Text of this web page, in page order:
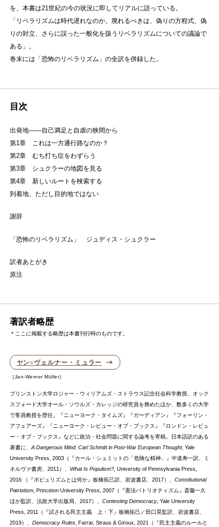
を、本書は21世紀の今の状況に即してリアルに語っている。
「リベラリズムは時代遅れなのか。廃れるべきは、偽りの方程式、偽
りの対立、さらに誤った一般化を扱うリベラリズムについての議論で
ある」。
巻末には「恐怖のリベラリズム」の全訳を併録した。
目次
出発地――自己満足と自虐の狭間から
第1章 これは一方通行路なのか？
第2章 むち打ち症をわずらう
第3章 シュクラーの地図を見る
第4章 新しいルートを検索する
到着地、ただし目的地ではない
謝辞
「恐怖のリベラリズム」 ジュディス・シュクラー
訳者あとがき
原注
著訳者略歴
＊ここに掲載する略歴は本書刊行時のものです。
ヤン=ヴェルナー・ミュラー
Jan-Werner Müller
プリンストン大学ロジャー・ウィリアムズ・ストラウス記念社会科学教授。オック
スフォード大学オール・ソウルズ・カレッジの研究員を務めたほか、数多くの大学
で客員教授を歴任。『ニューヨーク・タイムズ』『ガーディアン』『フォーリン・
アフェアーズ』『ニューヨーク・レビュー・オブ・ブックス』『ロンドン・レビュ
ー・オブ・ブックス』などに政治・社会問題に関する論考を寄稿。日本語訳のある
著書に、A Dangerous Mind: Carl Schmitt in Post-War European Thought, Yale
University Press, 2003（『カール・シュミットの「危険な精神」』中道寿一訳、ミ
ネルヴァ書房、2011）、
What Is Populism?, University of Pennsylvania Press,
2016 （『ポピュリズムとは何か』板橋拓己訳、岩波書店、2017）、 Constitutional
Patriotism, Princeton University Press, 2007（『憲法パトリオティズム』斎藤一久
ほか監訳、法政大学出版局、2017）、 Contesting Democracy, Yale University
Press, 2011（『試される民主主義 上・下』板橋拓己／田口晃監訳、岩波書店、
2019）、 Democracy Rules, Farrar, Straus & Giroux, 2021（『民主主義のルールと